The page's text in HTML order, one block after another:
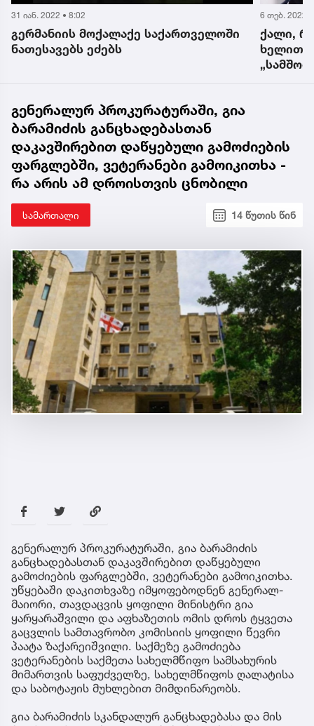
31 იან. 2022 • 8:02
გერმანიის მოქალაქე საქართველოში
ნათესავებს ეძებს
6 თებ. 2022
ქალი,
ხელით
გენერალურ პროკურატურაში, გია
ბარამიძის განცხადებასთან
დაკავშირებით დაწყებული გამოძიების
ფარგლებში, ვეტერანები გამოიკითხა -
რა არის ამ დროისთვის ცნობილი
სამართალი 14 წუთის წინ
გენერალურ პროკურატურაში, გია ბარამიძის
განცხადებასთან დაკავშირებით დაწყებული
გამოძიების ფარგლებში, ვეტერანები გამოიკითხა.
უწყებაში დაკითხვაზე იმყოფებოდნენ გენერალ-
მაიორი, თავდაცვის ყოფილი მინისტრი გია
ყარყარაშვილი და აფხაზეთის ომის დროს ტყვეთა
გაცვლის სამთავრობო კომისიის ყოფილი წევრი
პაატა ზაქარეიშვილი. საქმეზე გამოძიება
ვეტერანების საქმეთა სახელმწიფო სამსახურის
მიმართვის საფუძველზე, სახელმწიფოს ღალატისა
და საბოტაჟის მუხლებით მიმდინარეობს.
გია ბარამიძის სკანდალურ განცხადებასა და მის